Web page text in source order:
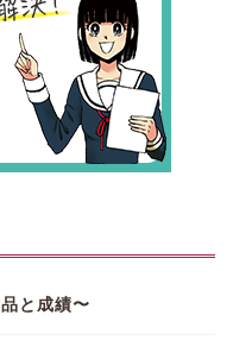
と成績〜